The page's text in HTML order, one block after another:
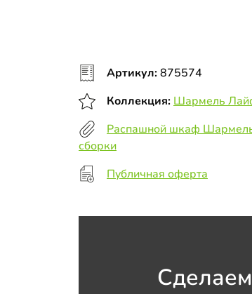
Артикул:875574
Коллекция: Шармель
Распашной шкаф
сборки
Публичная оферта